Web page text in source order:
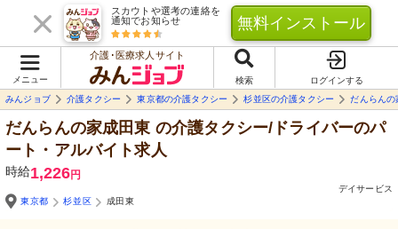
スカウトや選考の連絡を
通知でお知らせ
無料インストール
メニュー
介護･医療求人サイト
検索
ログインする
みんジョブ
介護タクシー 東京都の介護タクシー 杉並区の介護タクシー だんらんの
だんらんの家成田東 の介護タクシー/ドライバーのパ
ート・アルバイト求人
時給1,226円
デイサービス
東京都
杉並区 成田東